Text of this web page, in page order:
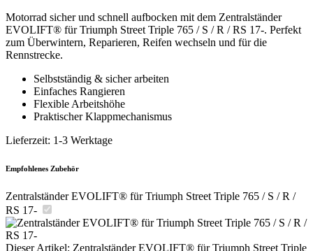
Motorrad sicher und schnell aufbocken mit dem Zentralständer
EVOLIFT® für Triumph Street Triple 765 / S / R / RS 17-. Perfekt
zum Überwintern, Reparieren, Reifen wechseln und für die
Rennstrecke.
Selbstständig & sicher arbeiten
Einfaches Rangieren
Flexible Arbeitshöhe
Praktischer Klappmechanismus
Lieferzeit: 1-3 Werktage
Empfohlenes Zubehör
Zentralständer EVOLIFT® für Triumph Street Triple 765 / S / R /
RS 17-
Dieser Artikel: Zentralständer EVOLIFT® für Triumph Street Triple